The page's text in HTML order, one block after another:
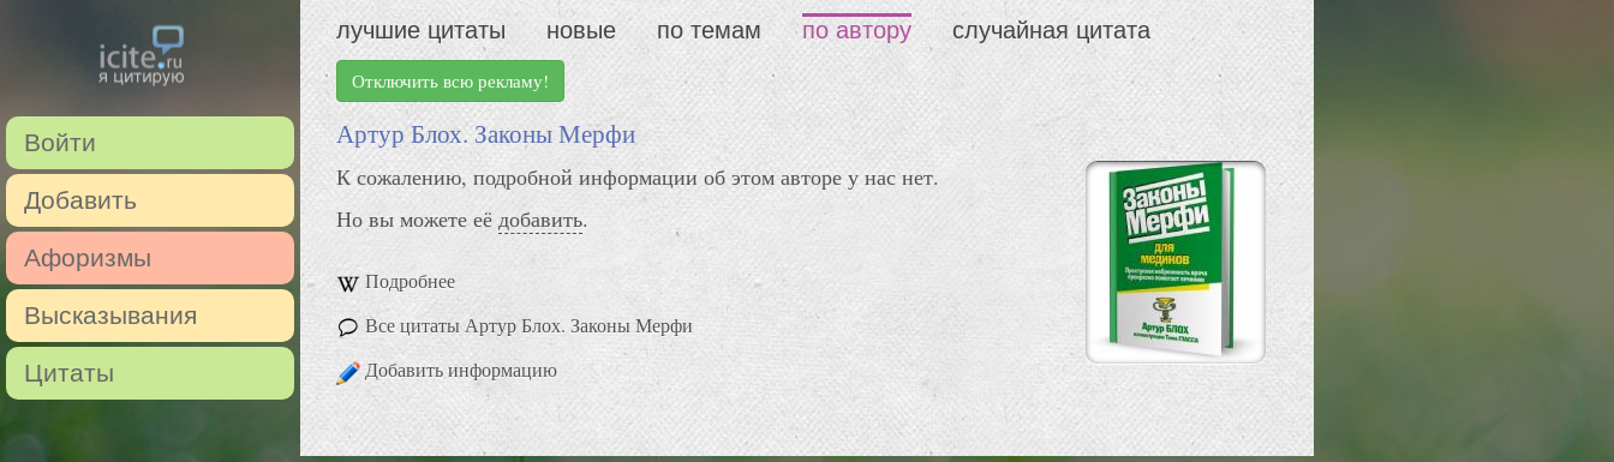
Войти
Добавить
Афоризмы
Высказывания
Цитаты
лучшие цитаты новые по темам по автору случайная цитата
Отключить всю рекламу!
Артур Блох. Законы Мерфи
К сожалению, подробной информации об этом авторе у нас нет.
Но вы можете её добавить.
Подробнее
Все цитаты Артур Блох. Законы Мерфи
Добавить информацию